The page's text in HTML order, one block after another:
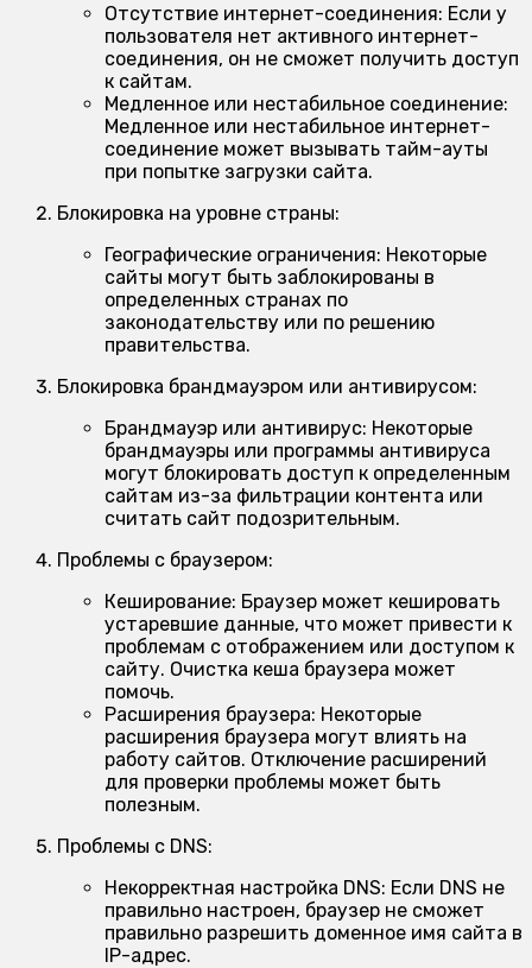
Отсутствие интернет-соединения: Если у
пользователя нет активного интернет-
соединения, он не сможет получить доступ
к сайтам.
Медленное или нестабильное соединение:
Медленное или нестабильное интернет-
соединение может вызывать тайм-ауты
при попытке загрузки сайта.
Блокировка на уровне страны:
Географические ограничения: Некоторые
сайты могут быть заблокированы в
определенных странах по
законодательству или по решению
правительства.
Блокировка брандмауэром или антивирусом:
Брандмауэр или антивирус: Некоторые
брандмауэры или программы антивируса
могут блокировать доступ к определенным
сайтам из-за фильтрации контента или
считать сайт подозрительным.
Проблемы с браузером:
Кеширование: Браузер может кешировать
устаревшие данные, что может привести к
проблемам с отображением или доступом к
сайту. Очистка кеша браузера может
помочь.
Расширения браузера: Некоторые
расширения браузера могут влиять на
работу сайтов. Отключение расширений
для проверки проблемы может быть
полезным.
Проблемы с DNS:
Некорректная настройка DNS: Если DNS не
правильно настроен, браузер не сможет
правильно разрешить доменное имя сайта в
IP-адрес.